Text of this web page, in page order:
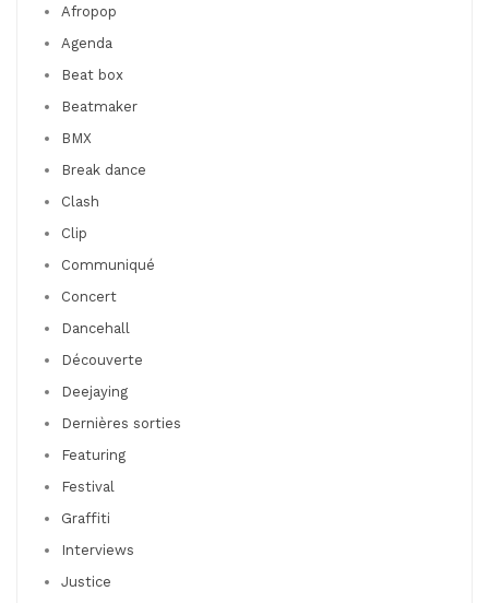
Afropop
Agenda
Beat box
Beatmaker
BMX
Break dance
Clash
Clip
Communiqué
Concert
Dancehall
Découverte
Deejaying
Dernières sorties
Featuring
Festival
Graffiti
Interviews
Justice